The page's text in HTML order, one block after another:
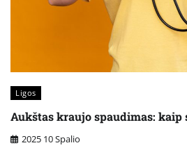
Ligos
Aukštas kraujo spaudimas: kaip
2025 10 Spalio